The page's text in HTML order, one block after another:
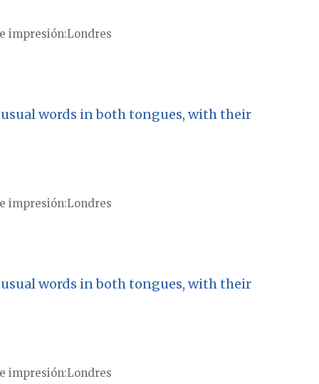
impresión Londres
words in both tongues, with their
impresión Londres
words in both tongues, with their
impresión Londres